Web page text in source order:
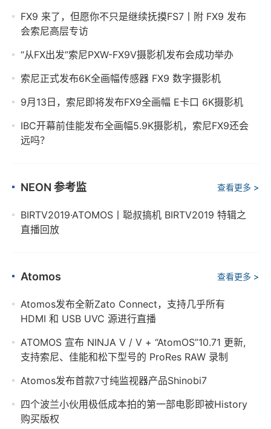
FX9 来了，但愿你不只是继续抚摸FS7丨附 FX9 发布
会索尼高层专访
“从FX出发”索尼PXW-FX9V摄影机发布会成功举办
索尼正式发布6K全画幅传感器 FX9 数字摄影机
9月13日，索尼即将发布FX9全画幅 E卡口 6K摄影机
IBC开幕前佳能发布全画幅5.9K摄影机，索尼FX9还会
远吗？
NEON 参考监 查看更多 >
BIRTV2019·ATOMOS丨聪叔搞机 BIRTV2019 特辑之
直播回放
Atomos 查看更多 >
Atomos发布全新Zato Connect，支持几乎所有
HDMI 和 USB UVC 源进行直播
ATOMOS 宣布 NINJA V / V + “AtomOS”10.71 更新,
支持索尼、佳能和松下型号的 ProRes RAW 录制
Atomos发布首款7寸纯监视器产品Shinobi7
四个波兰小伙用极低成本拍的第一部电影即被History
购买版权